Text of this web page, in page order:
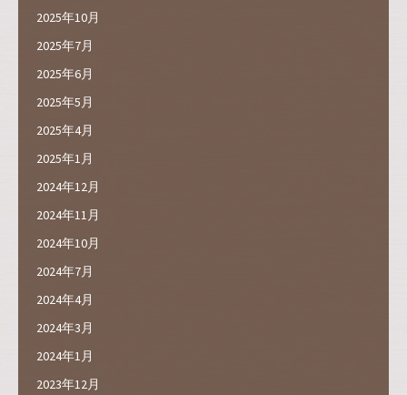
2025年10月
2025年7月
2025年6月
2025年5月
2025年4月
2025年1月
2024年12月
2024年11月
2024年10月
2024年7月
2024年4月
2024年3月
2024年1月
2023年12月